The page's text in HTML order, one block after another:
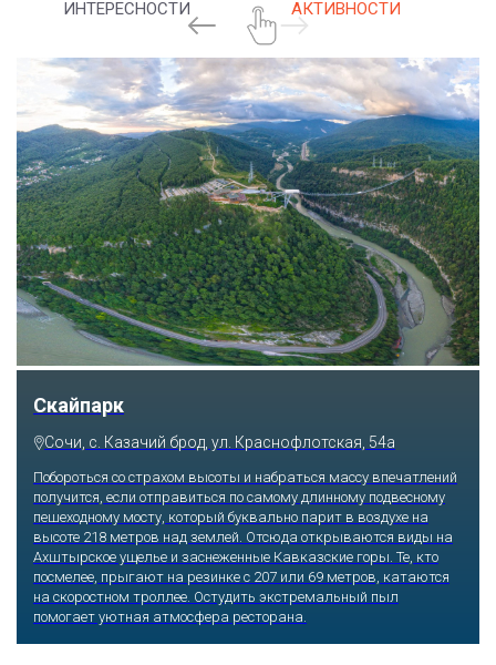
ИНТЕРЕСНОСТИ АКТИВНОСТИ
Скайпарк
Сочи, с. Казачий брод, ул. Краснофлотская, 54а
Побороться со страхом высоты и набраться массу впечатлений
получится, если отправиться по самому длинному подвесному
пешеходному мосту, который буквально парит в воздухе на
высоте 218 метров над землей. Отсюда открываются виды на
Ахштырское ущелье и заснеженные Кавказские горы. Те, кто
посмелее, прыгают на резинке с 207 или 69 метров, катаются
на скоростном троллее. Остудить экстремальный пыл
помогает уютная атмосфера ресторана.